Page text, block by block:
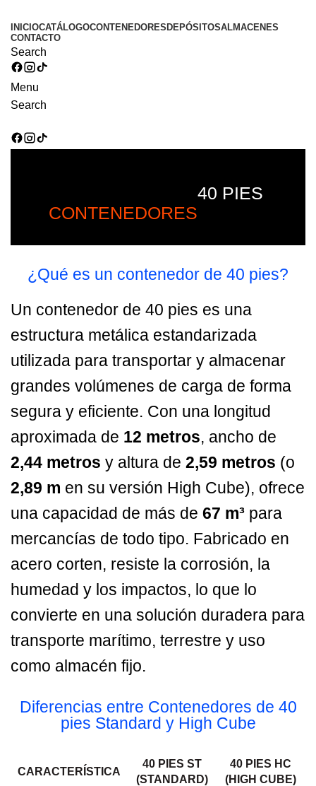
INICIOCATÁLOGOCONTENEDORES DEPÓSITOSALMACENES
CONTACTO
Search
Menu
Search
CONTENEDORES
40 PIES
¿Qué es un contenedor de 40 pies?
Un contenedor de 40 pies es una
estructura metálica estandarizada
utilizada para transportar y almacenar
grandes volúmenes de carga de forma
segura y eficiente. Con una longitud
aproximada de 12 metros, ancho de
2,44 metros y altura de 2,59 metros (o
2,89 m en su versión High Cube), ofrece
una capacidad de más de 67 m³ para
mercancías de todo tipo. Fabricado en
acero corten, resiste la corrosión, la
humedad y los impactos, lo que lo
convierte en una solución duradera para
transporte marítimo, terrestre y uso
como almacén fijo.
Diferencias entre Contenedores de 40
pies Standard y High Cube
CARACTERÍSTICA
40 PIES ST
(STANDARD)
40 PIES HC
(HIGH CUBE)